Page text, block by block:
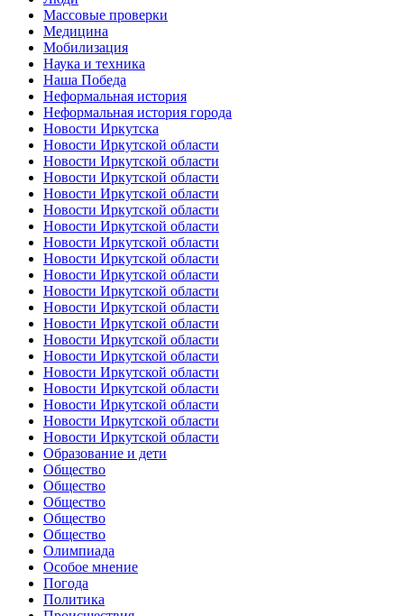
Массовые проверки
Медицина
Мобилизация
Наука и техника
Наша Победа
Неформальная история
Неформальная история города
Новости Иркутска
Новости Иркутской области
Новости Иркутской области
Новости Иркутской области
Новости Иркутской области
Новости Иркутской области
Новости Иркутской области
Новости Иркутской области
Новости Иркутской области
Новости Иркутской области
Новости Иркутской области
Новости Иркутской области
Новости Иркутской области
Новости Иркутской области
Новости Иркутской области
Новости Иркутской области
Новости Иркутской области
Новости Иркутской области
Новости Иркутской области
Новости Иркутской области
Образование и дети
Общество
Общество
Общество
Общество
Общество
Олимпиада
Особое мнение
Погода
Политика